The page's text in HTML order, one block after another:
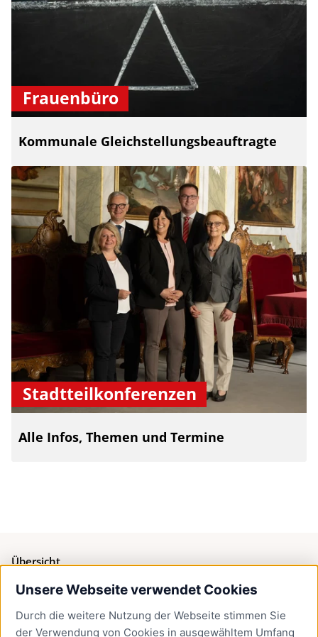
Unsere Webseite verwendet Cookies
Durch die weitere Nutzung der Webseite stimmen Sie
der Verwendung von Cookies in ausgewähltem Umfang
Frauenbüro
Kommunale Gleichstellungsbeauftragte
Stadtteilkonferenzen
Alle Infos, Themen und Termine
Übersicht
Bürgerservice
Presse